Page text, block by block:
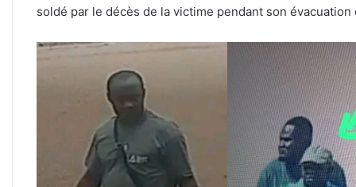
soldé par le décès de la victime pendant son